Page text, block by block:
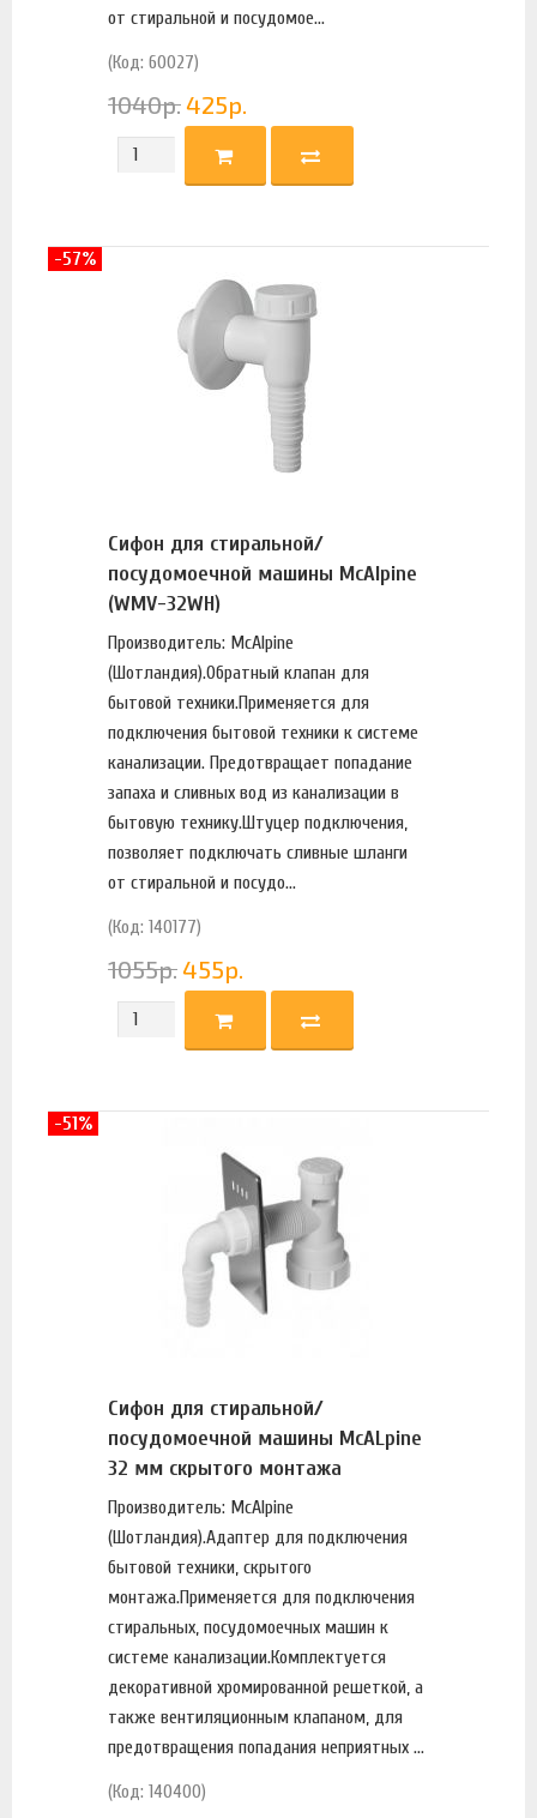
от стиральной и посудомое...
(Код: 60027)
1040р.425р.
Сифон для стиральной/
посудомоечной машины McAlpine
(WMV-32WH)
Производитель: McAlpine
(Шотландия).Обратный клапан для
бытовой техники.Применяется для
подключения бытовой техники к системе
канализации. Предотвращает попадание
запаха и сливных вод из канализации в
бытовую технику.Штуцер подключения,
позволяет подключать сливные шланги
от стиральной и посудо...
(Код: 140177)
1055р.455р.
-57%
Сифон для стиральной/
посудомоечной машины McALpine
32 мм скрытого монтажа
(HC14WM32)
Производитель: McAlpine
(Шотландия).Адаптер для подключения
бытовой техники, скрытого
монтажа.Применяется для подключения
стиральных, посудомоечных машин к
системе канализации.Комплектуется
декоративной хромированной решеткой, а
также вентиляционным клапаном, для
предотвращения попадания неприятных ...
(Код: 140400)
-51%